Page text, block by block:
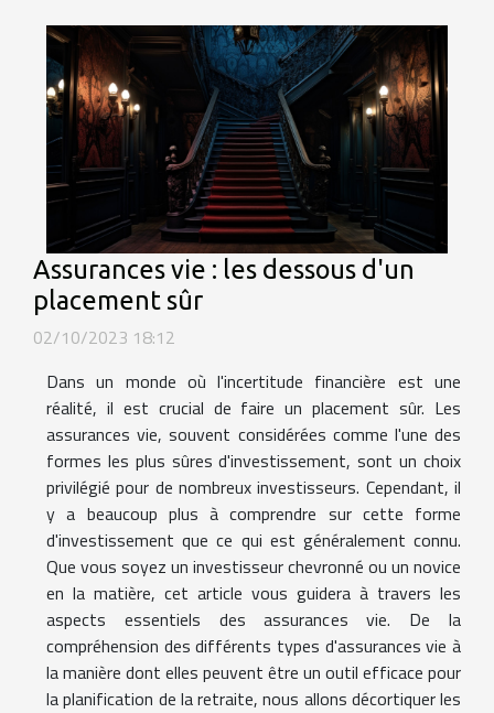
Assurances vie : les dessous d'un
placement sûr
02/10/2023 18:12
Dans un monde où l'incertitude financière est une
réalité, il est crucial de faire un placement sûr. Les
assurances vie, souvent considérées comme l'une des
formes les plus sûres d'investissement, sont un choix
privilégié pour de nombreux investisseurs. Cependant, il
y a beaucoup plus à comprendre sur cette forme
d'investissement que ce qui est généralement connu.
Que vous soyez un investisseur chevronné ou un novice
en la matière, cet article vous guidera à travers les
aspects essentiels des assurances vie. De la
compréhension des différents types d'assurances vie à
la manière dont elles peuvent être un outil efficace pour
la planification de la retraite, nous allons décortiquer les